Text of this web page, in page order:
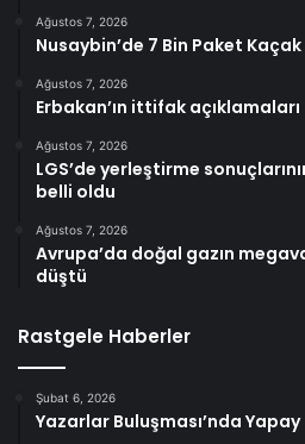
Ağustos 7, 2026
Nusaybin’de 7 Bin Paket
Ağustos 7, 2026
Erbakan’ın ittifak açıklamaları
Ağustos 7, 2026
LGS’de yerleştirme
belli oldu
Ağustos 7, 2026
Avrupa’da doğal gazın
düştü
Rastgele Haberler
Şubat 6, 2026
Yazarlar Buluşması’nda Yapay